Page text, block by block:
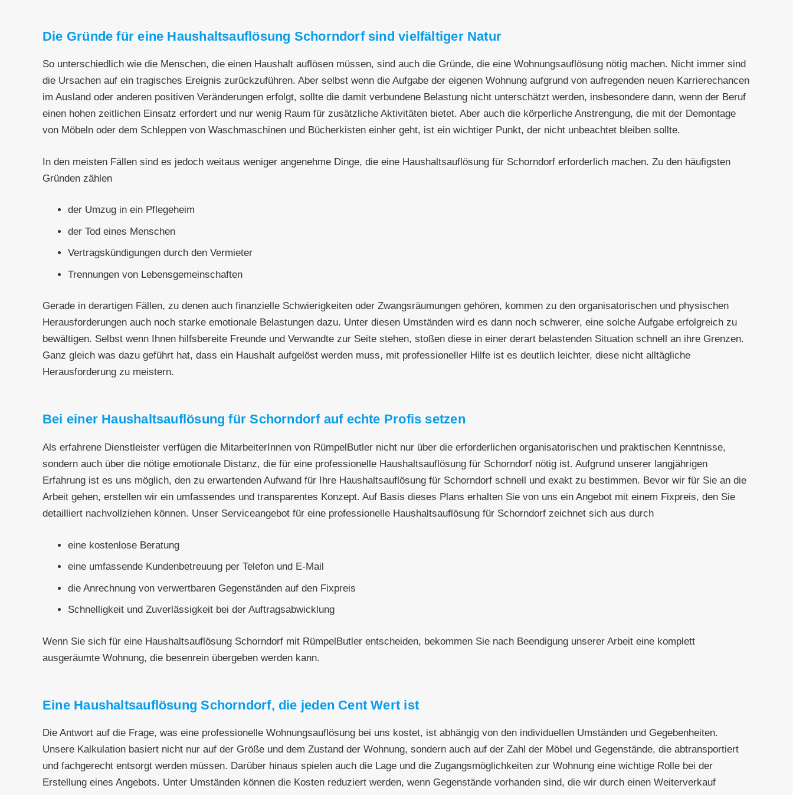
Die Gründe für eine Haushaltsauflösung Schorndorf sind vielfältiger Natur
So unterschiedlich wie die Menschen, die einen Haushalt auflösen müssen, sind auch die Gründe, die eine Wohnungsauflösung nötig machen. Nicht immer sind
die Ursachen auf ein tragisches Ereignis zurückzuführen. Aber selbst wenn die Aufgabe der eigenen Wohnung aufgrund von aufregenden neuen Karrierechancen
im Ausland oder anderen positiven Veränderungen erfolgt, sollte die damit verbundene Belastung nicht unterschätzt werden, insbesondere dann, wenn der Beruf
einen hohen zeitlichen Einsatz erfordert und nur wenig Raum für zusätzliche Aktivitäten bietet. Aber auch die körperliche Anstrengung, die mit der Demontage
von Möbeln oder dem Schleppen von Waschmaschinen und Bücherkisten einher geht, ist ein wichtiger Punkt, der nicht unbeachtet bleiben sollte.
In den meisten Fällen sind es jedoch weitaus weniger angenehme Dinge, die eine Haushaltsauflösung für Schorndorf erforderlich machen. Zu den häufigsten
Gründen zählen
der Umzug in ein Pflegeheim
der Tod eines Menschen
Vertragskündigungen durch den Vermieter
Trennungen von Lebensgemeinschaften
Gerade in derartigen Fällen, zu denen auch finanzielle Schwierigkeiten oder Zwangsräumungen gehören, kommen zu den organisatorischen und physischen
Herausforderungen auch noch starke emotionale Belastungen dazu. Unter diesen Umständen wird es dann noch schwerer, eine solche Aufgabe erfolgreich zu
bewältigen. Selbst wenn Ihnen hilfsbereite Freunde und Verwandte zur Seite stehen, stoßen diese in einer derart belastenden Situation schnell an ihre Grenzen.
Ganz gleich was dazu geführt hat, dass ein Haushalt aufgelöst werden muss, mit professioneller Hilfe ist es deutlich leichter, diese nicht alltägliche
Herausforderung zu meistern.
Bei einer Haushaltsauflösung für Schorndorf auf echte Profis setzen
Als erfahrene Dienstleister verfügen die MitarbeiterInnen von RümpelButler nicht nur über die erforderlichen organisatorischen und praktischen Kenntnisse,
sondern auch über die nötige emotionale Distanz, die für eine professionelle Haushaltsauflösung für Schorndorf nötig ist. Aufgrund unserer langjährigen
Erfahrung ist es uns möglich, den zu erwartenden Aufwand für Ihre Haushaltsauflösung für Schorndorf schnell und exakt zu bestimmen. Bevor wir für Sie an die
Arbeit gehen, erstellen wir ein umfassendes und transparentes Konzept. Auf Basis dieses Plans erhalten Sie von uns ein Angebot mit einem Fixpreis, den Sie
detailliert nachvollziehen können. Unser Serviceangebot für eine professionelle Haushaltsauflösung für Schorndorf zeichnet sich aus durch
eine kostenlose Beratung
eine umfassende Kundenbetreuung per Telefon und E-Mail
die Anrechnung von verwertbaren Gegenständen auf den Fixpreis
Schnelligkeit und Zuverlässigkeit bei der Auftragsabwicklung
Wenn Sie sich für eine Haushaltsauflösung Schorndorf mit RümpelButler entscheiden, bekommen Sie nach Beendigung unserer Arbeit eine komplett
ausgeräumte Wohnung, die besenrein übergeben werden kann.
Eine Haushaltsauflösung Schorndorf, die jeden Cent Wert ist
Die Antwort auf die Frage, was eine professionelle Wohnungsauflösung bei uns kostet, ist abhängig von den individuellen Umständen und Gegebenheiten.
Unsere Kalkulation basiert nicht nur auf der Größe und dem Zustand der Wohnung, sondern auch auf der Zahl der Möbel und Gegenstände, die abtransportiert
und fachgerecht entsorgt werden müssen. Darüber hinaus spielen auch die Lage und die Zugangsmöglichkeiten zur Wohnung eine wichtige Rolle bei der
Erstellung eines Angebots. Unter Umständen können die Kosten reduziert werden, wenn Gegenstände vorhanden sind, die wir durch einen Weiterverkauf